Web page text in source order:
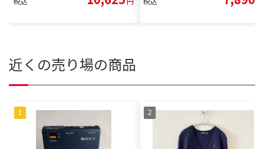
近くの売り場の商品